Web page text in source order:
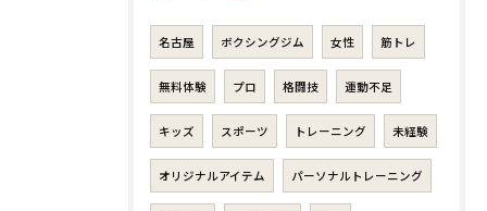
名古屋 ボクシングジム 女性 筋トレ
無料体験 プロ 格闘技 運動不足
キッズ スポーツ トレーニング 未経験
オリジナルアイテム パーソナルトレーニング